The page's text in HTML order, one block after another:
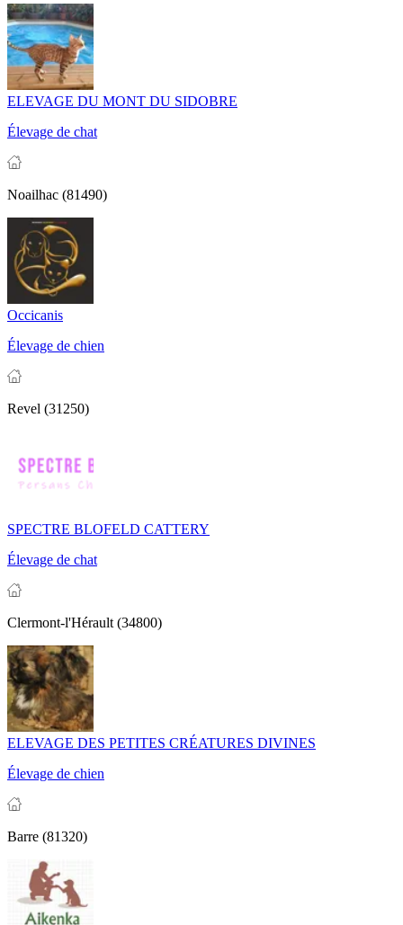
ELEVAGE DU MONT DU SIDOBRE
Élevage de chat
Noailhac (81490)
Occicanis
Élevage de chien
Revel (31250)
SPECTRE BLOFELD CATTERY
Élevage de chat
Clermont-l'Hérault (34800)
ELEVAGE DES PETITES CRÉATURES DIVINES
Élevage de chien
Barre (81320)